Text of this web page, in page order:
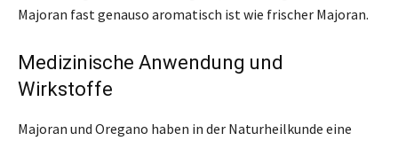
Majoran fast genauso aromatisch ist wie frischer Majoran.
Medizinische Anwendung und
Wirkstoffe
Majoran und Oregano haben in der Naturheilkunde eine